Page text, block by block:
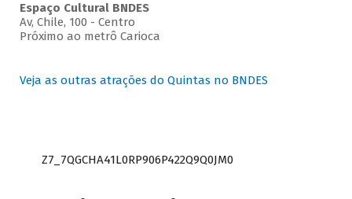
Espaço Cultural BNDES
Av, Chile, 100 - Centro
Próximo ao metrô Carioca
Veja as outras atrações do Quintas no BNDES
Z7_7QGCHA41L0RP906P422Q9Q0JM0